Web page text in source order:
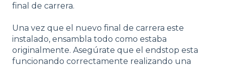
final de carrera.
Una vez que el nuevo final de carrera este
instalado, ensambla todo como estaba
originalmente. Asegúrate que el endstop esta
funcionando correctamente realizando una